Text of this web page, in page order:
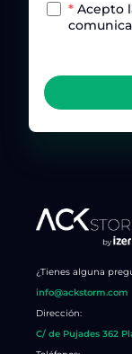
* Acepto
¿Tienes alguna
info@ackstorm.com
Dirección:
C/ de Pujades 362